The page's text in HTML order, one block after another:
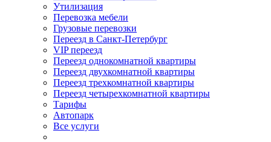
Утилизация
Перевозка мебели
Грузовые перевозки
Переезд в Санкт-Петербург
VIP переезд
Переезд однокомнатной квартиры
Переезд двухкомнатной квартиры
Переезд трехкомнатной квартиры
Переезд четырехкомнатной квартиры
Тарифы
Автопарк
Все услуги